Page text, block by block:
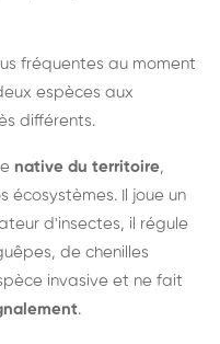
fréquentes au moment
espèces aux
différents.
native du territoire,
écosystèmes. Il joue un
d'insectes, il régule
de chenilles
invasive et ne fait
.